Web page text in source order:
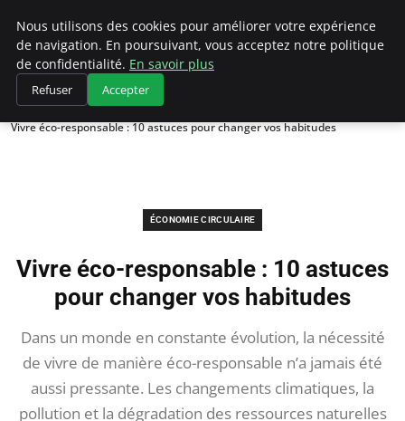
Climategatecountryclub.com
Accueil
Économie circulaire
Vivre éco-responsable : 10 astuces pour changer vos habitudes
ÉCONOMIE CIRCULAIRE
Vivre éco-responsable : 10 astuces
pour changer vos habitudes
Dans un monde en constante évolution, la nécessité
de vivre de manière éco-responsable n’a jamais été
aussi pressante. Les changements climatiques, la
pollution et la dégradation des ressources naturelles
Nous utilisons des cookies pour améliorer votre expérience
de navigation. En poursuivant, vous acceptez notre politique
de confidentialité. En savoir plus
Refuser Accepter